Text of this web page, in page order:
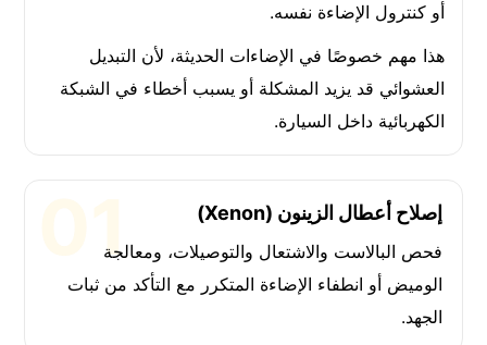
أو كنترول الإضاءة نفسه.
هذا مهم خصوصًا في الإضاءات الحديثة، لأن التبديل
العشوائي قد يزيد المشكلة أو يسبب أخطاء في الشبكة
الكهربائية داخل السيارة.
إصلاح أعطال الزينون (Xenon)
فحص البالاست والاشتعال والتوصيلات، ومعالجة
الوميض أو انطفاء الإضاءة المتكرر مع التأكد من ثبات
الجهد.